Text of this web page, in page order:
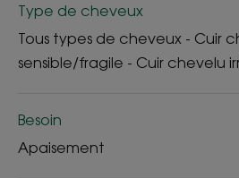
Type de cheveux
Tous types de cheveux - Cuir
sensible/fragile - Cuir chevelu
Besoin
Apaisement